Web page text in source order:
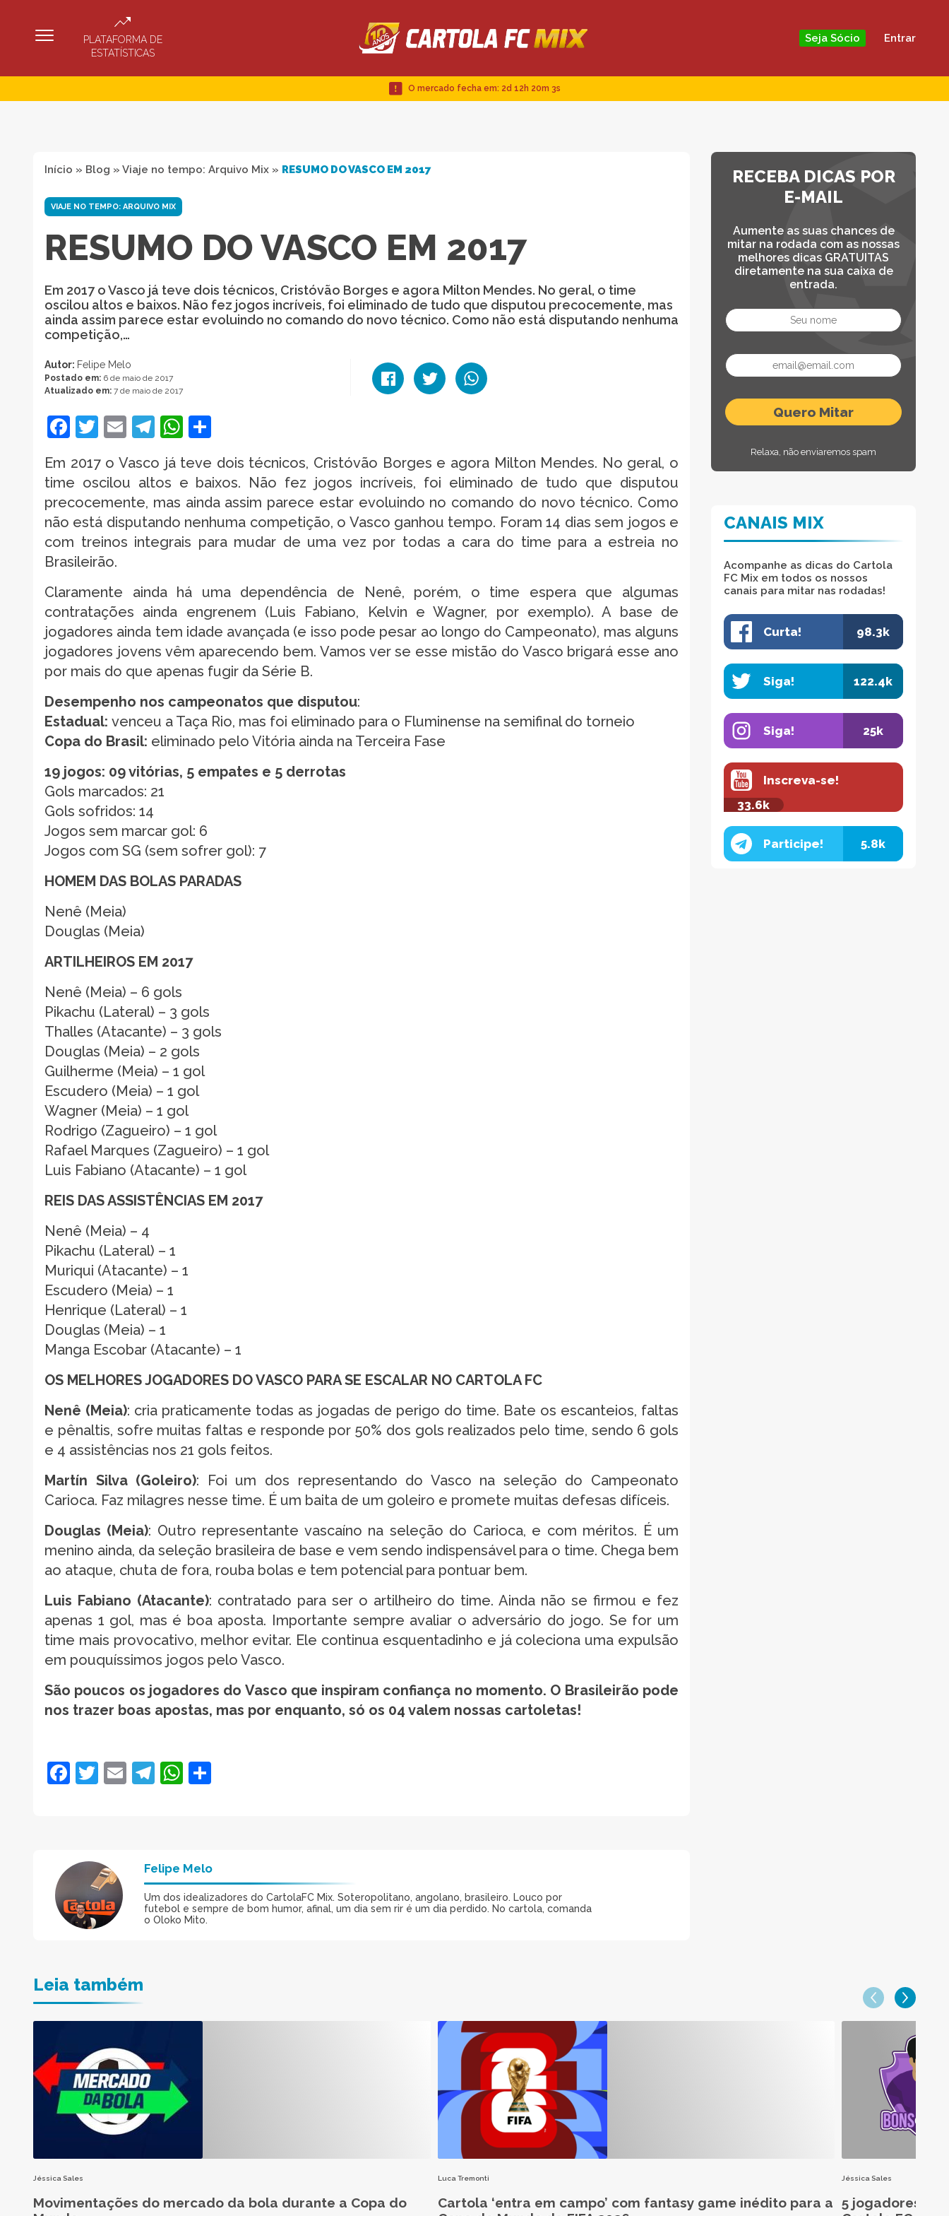
PLATAFORMA DE
ESTATÍSTICAS
Seja Sócio Entrar
O mercado fecha em: 2d 12h 20m 3s
Início » Blog » Viaje no tempo: Arquivo Mix » RESUMO DO VASCO EM 2017
VIAJE NO TEMPO: ARQUIVO MIX
RESUMO DO VASCO EM 2017
Em 2017 o Vasco já teve dois técnicos, Cristóvão Borges e agora Milton Mendes. No geral, o time
oscilou altos e baixos. Não fez jogos incríveis, foi eliminado de tudo que disputou precocemente, mas
ainda assim parece estar evoluindo no comando do novo técnico. Como não está disputando nenhuma
competição,…
Autor: Felipe Melo
Postado em: 6 de maio de 2017
Atualizado em: 7 de maio de 2017
Facebook
Twitter
EmailTelegram
WhatsApp
Em 2017 o Vasco já teve dois técnicos, Cristóvão Borges e agora Milton Mendes. No geral, o
time oscilou altos e baixos. Não fez jogos incríveis, foi eliminado de tudo que disputou
precocemente, mas ainda assim parece estar evoluindo no comando do novo técnico. Como
não está disputando nenhuma competição, o Vasco ganhou tempo. Foram 14 dias sem jogos e
com treinos integrais para mudar de uma vez por todas a cara do time para a estreia no
Brasileirão.
Claramente ainda há uma dependência de Nenê, porém, o time espera que algumas
contratações ainda engrenem (Luis Fabiano, Kelvin e Wagner, por exemplo). A base de
jogadores ainda tem idade avançada (e isso pode pesar ao longo do Campeonato), mas alguns
jogadores jovens vêm aparecendo bem. Vamos ver se esse mistão do Vasco brigará esse ano
por mais do que apenas fugir da Série B.
Desempenho nos campeonatos que disputou:
Estadual: venceu a Taça Rio, mas foi eliminado para o Fluminense na semifinal do torneio
Copa do Brasil: eliminado pelo Vitória ainda na Terceira Fase
19 jogos: 09 vitórias, 5 empates e 5 derrotas
Gols marcados: 21
Gols sofridos: 14
Jogos sem marcar gol: 6
Jogos com SG (sem sofrer gol): 7
HOMEM DAS BOLAS PARADAS
Nenê (Meia)
Douglas (Meia)
ARTILHEIROS EM 2017
Nenê (Meia) – 6 gols
Pikachu (Lateral) – 3 gols
Thalles (Atacante) – 3 gols
Douglas (Meia) – 2 gols
Guilherme (Meia) – 1 gol
Escudero (Meia) – 1 gol
Wagner (Meia) – 1 gol
Rodrigo (Zagueiro) – 1 gol
Rafael Marques (Zagueiro) – 1 gol
Luis Fabiano (Atacante) – 1 gol
REIS DAS ASSISTÊNCIAS EM 2017
Nenê (Meia) – 4
Pikachu (Lateral) – 1
Muriqui (Atacante) – 1
Escudero (Meia) – 1
Henrique (Lateral) – 1
Douglas (Meia) – 1
Manga Escobar (Atacante) – 1
OS MELHORES JOGADORES DO VASCO PARA SE ESCALAR NO CARTOLA FC
Nenê (Meia): cria praticamente todas as jogadas de perigo do time. Bate os escanteios, faltas
e pênaltis, sofre muitas faltas e responde por 50% dos gols realizados pelo time, sendo 6 gols
e 4 assistências nos 21 gols feitos.
Martín Silva (Goleiro): Foi um dos representando do Vasco na seleção do Campeonato
Carioca. Faz milagres nesse time. É um baita de um goleiro e promete muitas defesas difíceis.
Douglas (Meia): Outro representante vascaíno na seleção do Carioca, e com méritos. É um
menino ainda, da seleção brasileira de base e vem sendo indispensável para o time. Chega bem
ao ataque, chuta de fora, rouba bolas e tem potencial para pontuar bem.
Luis Fabiano (Atacante): contratado para ser o artilheiro do time. Ainda não se firmou e fez
apenas 1 gol, mas é boa aposta. Importante sempre avaliar o adversário do jogo. Se for um
time mais provocativo, melhor evitar. Ele continua esquentadinho e já coleciona uma expulsão
em pouquíssimos jogos pelo Vasco.
São poucos os jogadores do Vasco que inspiram confiança no momento. O Brasileirão pode
nos trazer boas apostas, mas por enquanto, só os 04 valem nossas cartoletas!
Facebook
Twitter
EmailTelegram
WhatsApp
Felipe Melo
Um dos idealizadores do CartolaFC Mix. Soteropolitano, angolano, brasileiro. Louco por
futebol e sempre de bom humor, afinal, um dia sem rir é um dia perdido. No cartola, comanda
o Oloko Mito.
RECEBA DICAS POR
E-MAIL
Aumente as suas chances de
mitar na rodada com as nossas
melhores dicas GRATUITAS
diretamente na sua caixa de
entrada.
Relaxa, não enviaremos spam
CANAIS MIX
Acompanhe as dicas do Cartola
FC Mix em todos os nossos
canais para mitar nas rodadas!
Curta! 98.3k
Siga! 122.4k
Siga! 25k
Inscreva-se!
33.6k
Participe! 5.8k
Leia também
Jéssica Sales
Movimentações do mercado da bola durante a Copa do
Luca Tremonti
Cartola ‘entra em campo’ com fantasy game inédito para a
Jéssica Sales
5 jogadores